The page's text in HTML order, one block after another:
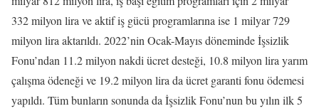
332 milyon lira ve aktif iş gücü programlarına ise 1 milyar 729
milyon lira aktarıldı. 2022’nin Ocak-Mayıs döneminde İşsizlik
Fonu’ndan 11.2 milyon nakdi ücret desteği, 10.8 milyon lira yarım
çalışma ödeneği ve 19.2 milyon lira da ücret garanti fonu ödemesi
yapıldı. Tüm bunların sonunda da İşsizlik Fonu’nun bu yılın ilk 5